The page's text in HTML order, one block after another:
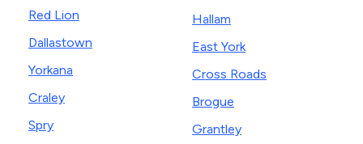
Red Lion
Dallastown
Yorkana
Craley
Spry
Hallam
East York
Cross Roads
Brogue
Grantley